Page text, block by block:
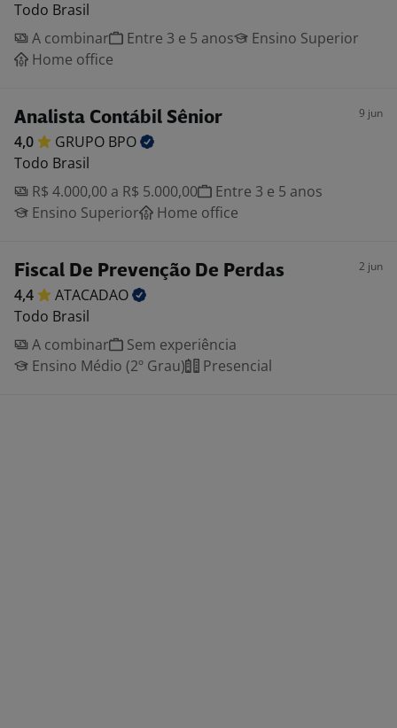
Todo Brasil
A combinar
Entre 3 e 5 anos
Ensino Superior
Home office
Analista Contábil Sênior 9 jun
4,0 GRUPO BPO
Todo Brasil
R$ 4.000,00 a R$ 5.000,00
Entre 3 e 5 anos
Ensino Superior
Home office
Fiscal De Prevenção De Perdas 2 jun
4,4
ATACADAO
Todo Brasil
A combinar
Sem experiência
Ensino Médio (2º Grau)
Presencial